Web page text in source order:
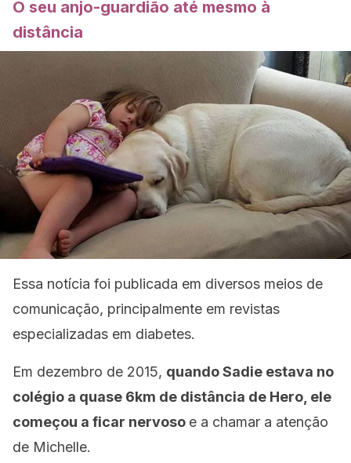
O seu anjo-guardião até mesmo à
distância
Essa notícia foi publicada em diversos meios de
comunicação, principalmente em revistas
especializadas em diabetes.
Em dezembro de 2015, quando Sadie estava no
colégio a quase 6km de distância de Hero, ele
começou a ficar nervoso e a chamar a atenção
de Michelle.